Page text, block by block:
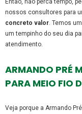
nossos consultores para
concreto valor . Temos
um tempinho do seu dia
atendimento.
ARMANDO PRÉ
PARA MEIO FIO
Veja porque a Armando